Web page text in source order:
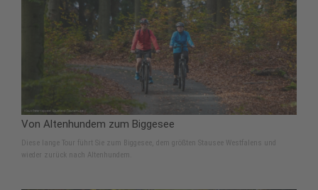
Von Altenhundem zum Biggesee
Diese lange Tour führt Sie zum Biggesee, dem größten Stausee Westfalens und
wieder zurück nach Altenhundem.